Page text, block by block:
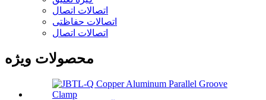
اتصالات اتصال
اتصالات حفاظتی
اتصالات اتصال
محصولات ویژه